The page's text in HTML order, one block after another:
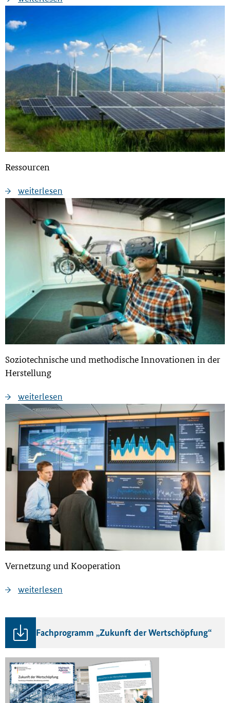
Ressourcen
weiterlesen
Soziotechnische und methodische Innovationen in der
Herstellung
weiterlesen
Vernetzung und Kooperation
weiterlesen
Fachprogramm „Zukunft der Wertschöpfung“